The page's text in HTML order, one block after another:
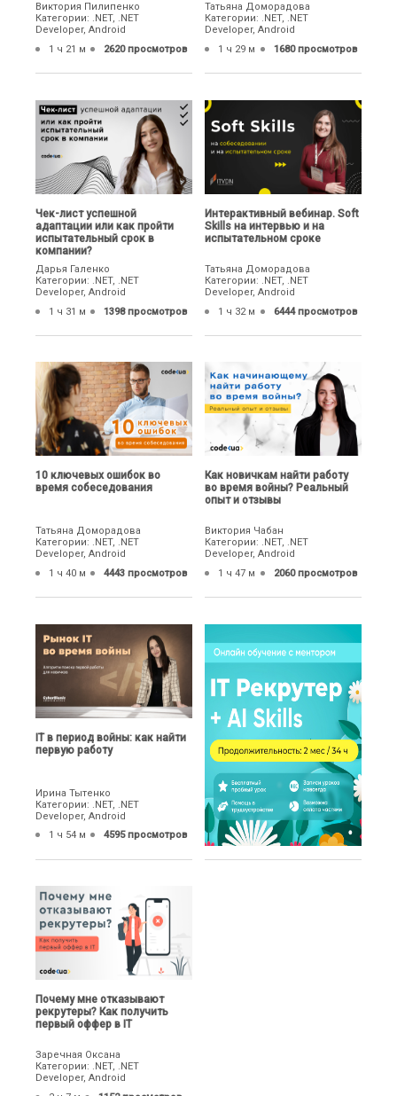
Виктория Пилипенко
Категории: .NET, .NET
Developer, Android
1 ч 21 м
2620 просмотров
Татьяна Доморадова
Категории: .NET, .NET
Developer, Android
1 ч 29 м
1680 просмотров
Чек-лист успешной
адаптации или как пройти
испытательный срок в
компании?
Дарья Галенко
Категории: .NET, .NET
Developer, Android
1 ч 31 м
1398 просмотров
Интерактивный вебинар. Soft
Skills на интервью и на
испытательном сроке
Татьяна Доморадова
Категории: .NET, .NET
Developer, Android
1 ч 32 м
6444 просмотров
10 ключевых ошибок во
время собеседования
Татьяна Доморадова
Категории: .NET, .NET
Developer, Android
1 ч 40 м
4443 просмотров
Как новичкам найти работу
во время войны? Реальный
опыт и отзывы
Виктория Чабан
Категории: .NET, .NET
Developer, Android
1 ч 47 м
2060 просмотров
IТ в период войны: как найти
первую работу
Ирина Тытенко
Категории: .NET, .NET
Developer, Android
1 ч 54 м
4595 просмотров
Почему мне отказывают
рекрутеры? Как получить
первый оффер в IT
Заречная Оксана
Категории: .NET, .NET
Developer, Android